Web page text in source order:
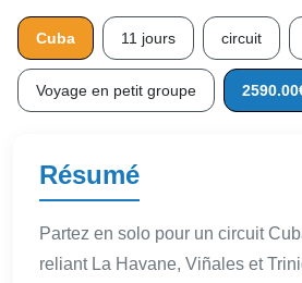
Cuba 11 jours circuit
Voyage en petit groupe
Résumé
Partez en solo pour un circuit
reliant La Havane, Viñales et